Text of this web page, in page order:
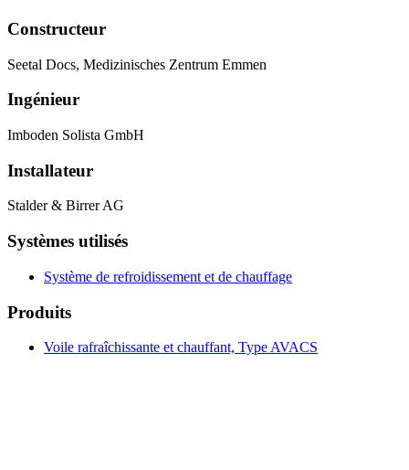
Constructeur
Seetal Docs, Medizinisches Zentrum Emmen
Ingénieur
Imboden Solista GmbH
Installateur
Stalder & Birrer AG
Systèmes utilisés
Système de refroidissement et de chauffage
Produits
Voile rafraîchissante et chauffant, Type AVACS